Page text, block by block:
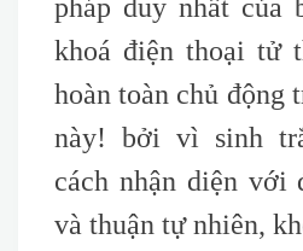
pháp duy nhất của
khoá điện thoại tử
hoàn toàn chủ động
này! bởi vì sinh
cách nhận diện với
và thuận tự nhiên,